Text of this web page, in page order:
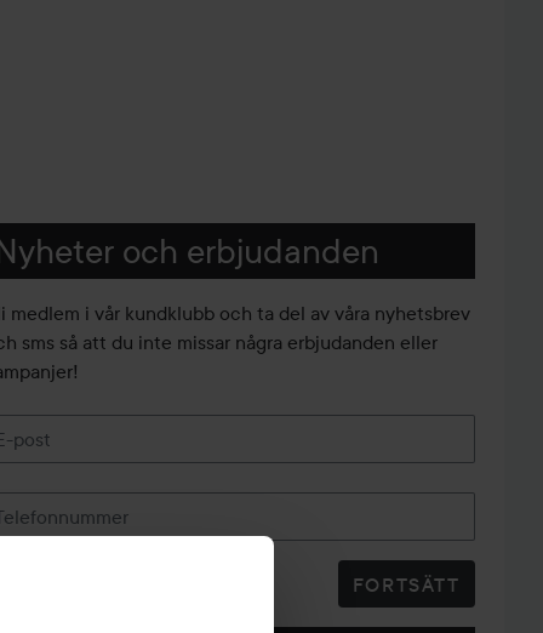
och erbjudanden
medlem i vår kundklubb och ta del av våra nyhetsbrev
sms så att du inte missar några erbjudanden eller
post
FORTSÄTT